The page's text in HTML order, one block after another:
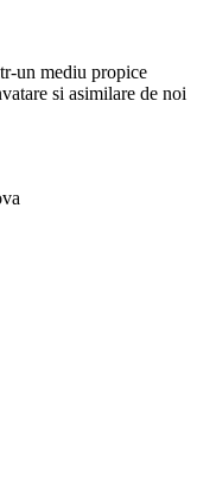
un mediu propice
si asimilare de noi